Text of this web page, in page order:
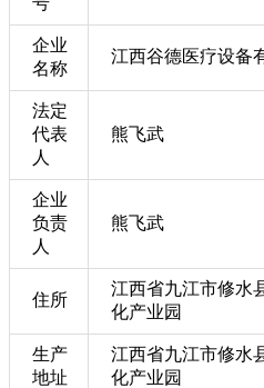
企业
名称
江西谷德医疗设备
法定
代表
人
熊飞武
企业
负责
人
熊飞武
住所
江西省九江市修水
化产业园
生产
地址
江西省九江市修水
化产业园